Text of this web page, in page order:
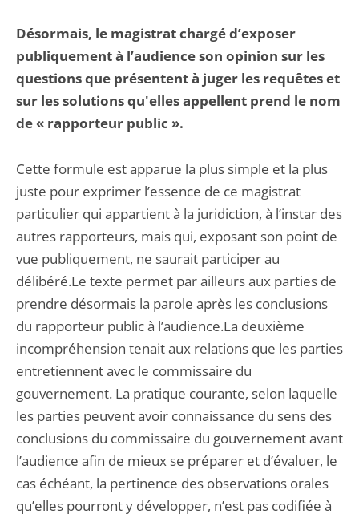
Désormais, le magistrat chargé d’exposer
publiquement à l’audience son opinion sur les
questions que présentent à juger les requêtes et
sur les solutions qu'elles appellent prend le nom
de « rapporteur public ».
Cette formule est apparue la plus simple et la plus
juste pour exprimer l’essence de ce magistrat
particulier qui appartient à la juridiction, à l’instar des
autres rapporteurs, mais qui, exposant son point de
vue publiquement, ne saurait participer au
délibéré.Le texte permet par ailleurs aux parties de
prendre désormais la parole après les conclusions
du rapporteur public à l’audience.La deuxième
incompréhension tenait aux relations que les parties
entretiennent avec le commissaire du
gouvernement. La pratique courante, selon laquelle
les parties peuvent avoir connaissance du sens des
conclusions du commissaire du gouvernement avant
l’audience afin de mieux se préparer et d’évaluer, le
cas échéant, la pertinence des observations orales
qu’elles pourront y développer, n’est pas codifiée à